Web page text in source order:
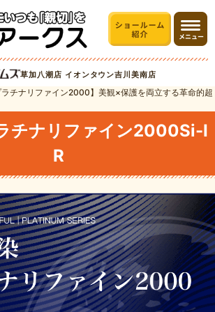
草加八潮店 イオンタウン吉川美南店
ラチナリファイン2000】美観×保護を両立する革命的超
チナリファイン2000Si-I
R